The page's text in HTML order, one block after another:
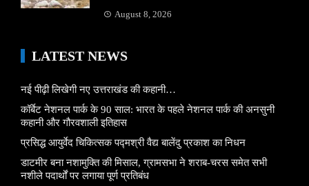
August 8, 2026
LATEST NEWS
नई पीढ़ी लिखेगी नए उत्तराखंड की कहानी…
कॉर्बेट नेशनल पार्क के 90 साल: भारत के पहले नेशनल पार्क की अनसुनी
कहानी और गौरवशाली इतिहास
प्रसिद्ध आयुर्वेद चिकित्सक पद्मश्री वैद्य बालेंदु प्रकाश का निधन
डाटमीर बना नशामुक्ति की मिसाल, ग्रामसभा ने शराब-चरस समेत सभी
नशीले पदार्थों पर लगाया पूर्ण प्रतिबंध